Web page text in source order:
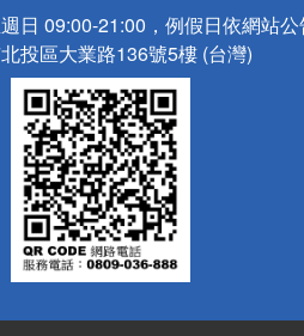
日 09:00-21:00，例假日依網站
投區大業路136號5樓 (台灣)